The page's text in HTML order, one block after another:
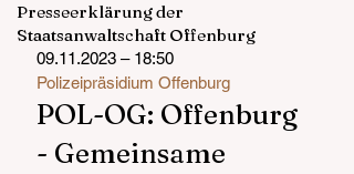
Presseerklärung der
Staatsanwaltschaft Offenburg
09.11.2023 – 18:50
Polizeipräsidium Offenburg
POL-OG: Offenburg
- Gemeinsame